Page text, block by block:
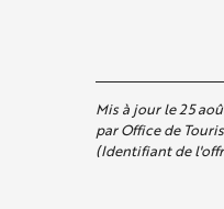
Mis à jour le 25
par Office de
(Identifiant de